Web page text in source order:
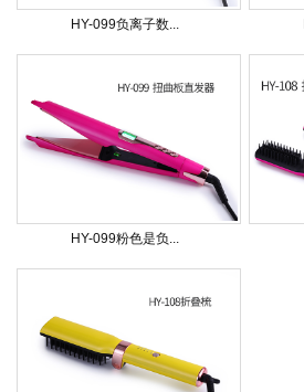
HY-099负离子数...
HY-099粉色是负...